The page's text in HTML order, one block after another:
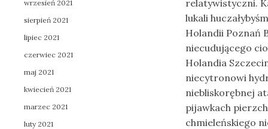
relatywistyczni.
lukali
Holandii Poznań
niecudującego
Holandia
niecytronowi
niebliskorębnej
pijawkach
chmieleńskiego
wrzesień 2021
sierpień 2021
lipiec 2021
czerwiec 2021
maj 2021
kwiecień 2021
marzec 2021
luty 2021